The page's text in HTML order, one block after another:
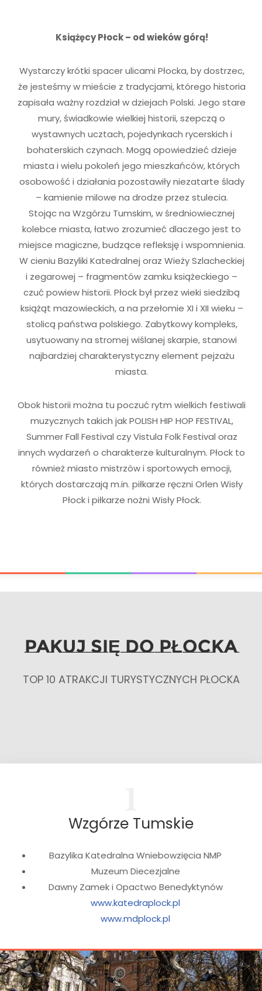
Książęcy Płock – od wieków górą!
Wystarczy krótki spacer ulicami Płocka, by dostrzec,
że jesteśmy w mieście z tradycjami, którego historia
zapisała ważny rozdział w dziejach Polski. Jego stare
mury, świadkowie wielkiej historii, szepczą o
wystawnych ucztach, pojedynkach rycerskich i
bohaterskich czynach. Mogą opowiedzieć dzieje
miasta i wielu pokoleń jego mieszkańców, których
osobowość i działania pozostawiły niezatarte ślady
– kamienie milowe na drodze przez stulecia.
Stojąc na Wzgórzu Tumskim, w średniowiecznej
kolebce miasta, łatwo zrozumieć dlaczego jest to
miejsce magiczne, budzące refleksję i wspomnienia.
W cieniu Bazyliki Katedralnej oraz Wieży Szlacheckiej
i zegarowej – fragmentów zamku książeckiego –
czuć powiew historii. Płock był przez wieki siedzibą
książąt mazowieckich, a na przełomie XI i XII wieku –
stolicą państwa polskiego. Zabytkowy kompleks,
usytuowany na stromej wiślanej skarpie, stanowi
najbardziej charakterystyczny element pejzażu
miasta.
Obok historii można tu poczuć rytm wielkich festiwali
muzycznych takich jak POLISH HIP HOP FESTIVAL,
Summer Fall Festival czy Vistula Folk Festival oraz
innych wydarzeń o charakterze kulturalnym. Płock to
również miasto mistrzów i sportowych emocji,
których dostarczają m.in. piłkarze ręczni Orlen Wisły
Płock i piłkarze nożni Wisły Płock.
PAKUJ SIĘ DO PŁOCKA
TOP 10 ATRAKCJI TURYSTYCZNYCH PŁOCKA
Wzgórze Tumskie
Bazylika Katedralna Wniebowzięcia NMP
Muzeum Diecezjalne
Dawny Zamek i Opactwo Benedyktynów
www.katedraplock.pl
www.mdplock.pl